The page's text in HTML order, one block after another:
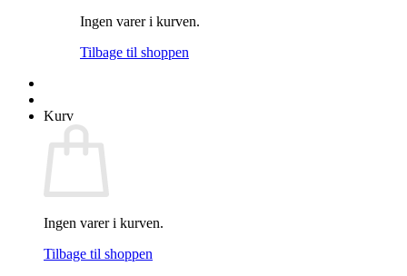
Ingen varer i kurven.
Tilbage til shoppen
Kurv
Ingen varer i kurven.
Tilbage til shoppen